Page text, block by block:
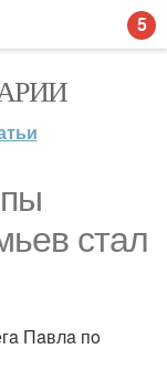
cтaл
Пaвлa пo
5